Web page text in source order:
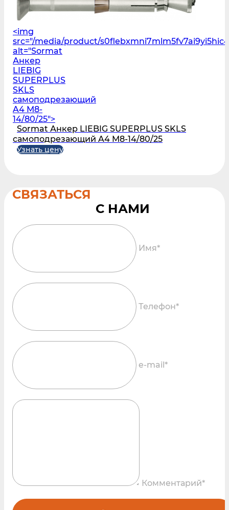
<img
src="/media/product/
alt="Sormat
Анкер
LIEBIG
SUPERPLUS
SKLS
самоподрезающий
A4 M8-
14/80/25">
Sormat Анкер LIEBIG SUPERPLUS SKLS
самоподрезающий A4 M8-14/80/25
Узнать цену
СВЯЗАТЬСЯ
Имя*
Телефон*
e-mail*
Комментарий*